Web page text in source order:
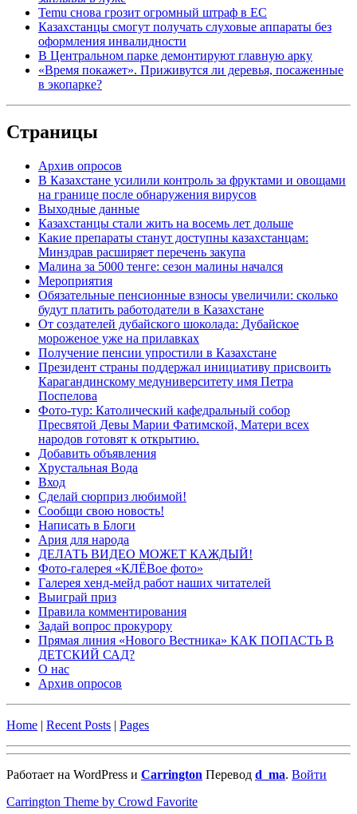
Temu снова грозит огромный штраф в ЕС
Казахстанцы смогут получать слуховые аппараты без
оформления инвалидности
В Центральном парке демонтируют главную арку
«Время покажет». Приживутся ли деревья, посаженные
в экопарке?
Страницы
Архив опросов
В Казахстане усилили контроль за фруктами и овощами
на границе после обнаружения вирусов
Выходные данные
Казахстанцы стали жить на восемь лет дольше
Какие препараты станут доступны казахстанцам:
Минздрав расширяет перечень закупа
Малина за 5000 тенге: сезон малины начался
Мероприятия
Обязательные пенсионные взносы увеличили: сколько
будут платить работодатели в Казахстане
От создателей дубайского шоколада: Дубайское
мороженое уже на прилавках
Получение пенсии упростили в Казахстане
Президент страны поддержал инициативу присвоить
Карагандинскому медуниверситету имя Петра
Поспелова
Фото-тур: Католический кафедральный собор
Пресвятой Девы Марии Фатимской, Матери всех
народов готовят к открытию.
Добавить объявления
Хрустальная Вода
Вход
Сделай сюрприз любимой!
Сообщи свою новость!
Написать в Блоги
Ария для народа
ДЕЛАТЬ ВИДЕО МОЖЕТ КАЖДЫЙ!
Фото-галерея «КЛЁВое фото»
Галерея хенд-мейд работ наших читателей
Выиграй приз
Правила комментирования
Задай вопрос прокурору
Прямая линия «Нового Вестника» КАК ПОПАСТЬ В
ДЕТСКИЙ САД?
О нас
Архив опросов
Home | Recent Posts | Pages
Работает на WordPress и Carrington Перевод d_ma. Войти
Carrington Theme by Crowd Favorite